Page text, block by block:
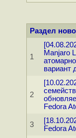
Раздел
1
Manjaro
вариант
2
Fedora
3
Fedora